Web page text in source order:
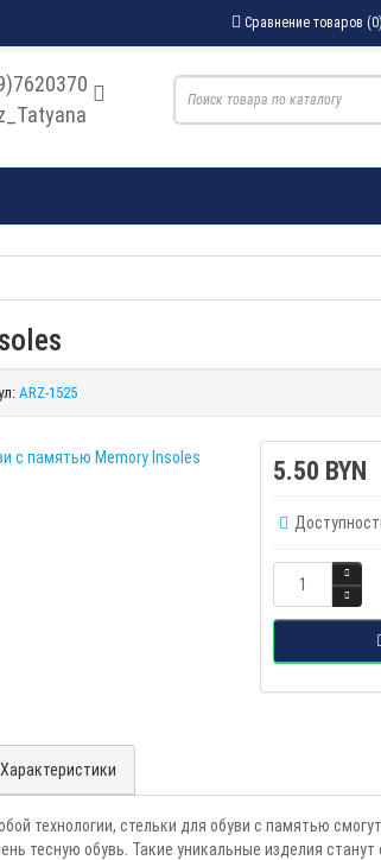
Сравнение товаров (0)
ARZ-1525
5.50 BYN
Характеристики
технологии, стельки для обуви с памятью
тесную обувь. Такие уникальные изделия